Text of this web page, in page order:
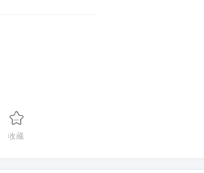
收藏